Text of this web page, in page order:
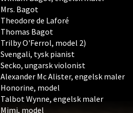
Mrs. Bagot
Theodore de Laforé
Thomas Bagot
Trilby O'Ferrol, model 2)
Svengali, tysk pianist
Secko, ungarsk violonist
Alexander Mc Alister, engelsk maler
Honorine, model
Talbot Wynne, engelsk maler
Mimi, model